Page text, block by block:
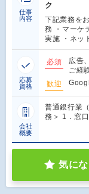
仕事
内容
ク
下記業務を
務 ・マーケ
実施 ・ネッ
応募
資格
必須
広告
ご経
歓迎
会社
概要
普通銀行業
務＞ 1．窓
気に